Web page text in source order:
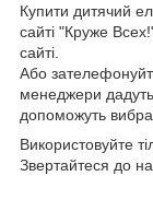
Купити дитячий
сайті "Круже
сайті.
Або
менеджери
допоможуть
Використовуйте
Звертайтеся до